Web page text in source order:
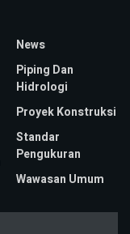
News
Piping Dan
Hidrologi
Proyek Konstruksi
Standar
Pengukuran
Wawasan Umum